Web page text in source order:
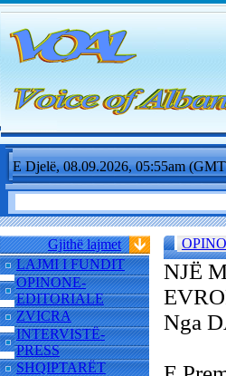
E Djelë, 08.09.2026, 05:55am
Gjithë lajmet
LAJMI I FUNDIT
OPINONE-
EDITORIALE
ZVICRA
INTERVISTË-
PRESS
SHQIPTARËT
NJË
Nga